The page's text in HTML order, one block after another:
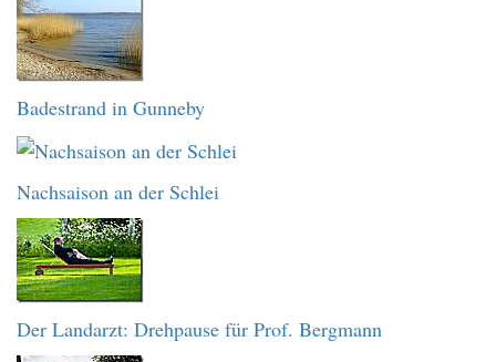
Badestrand in Gunneby
Nachsaison an der Schlei
Der Landarzt: Drehpause für Prof. Bergmann